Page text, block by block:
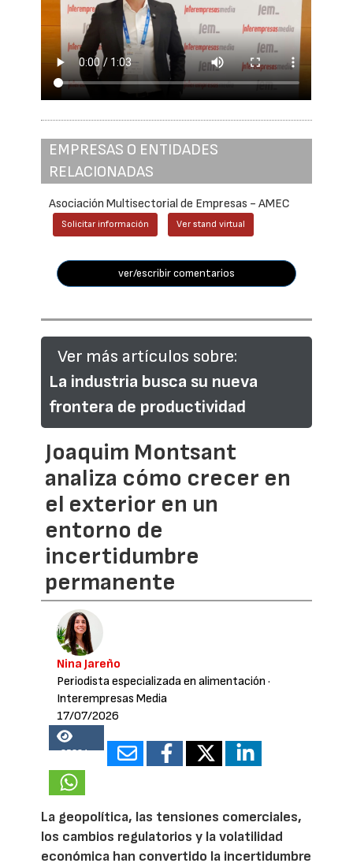
EMPRESAS O ENTIDADES
RELACIONADAS
Asociación Multisectorial de Empresas - AMEC
Solicitar información Ver stand virtual
ver/escribir comentarios
Ver más artículos sobre:
La industria busca su nueva
frontera de productividad
Joaquim Montsant
analiza cómo crecer en
el exterior en un
entorno de
incertidumbre
permanente
Nina Jareño
Periodista especializada en alimentación ·
Interempresas Media
17/07/2026
25384
La geopolítica, las tensiones comerciales,
los cambios regulatorios y la volatilidad
económica han convertido la incertidumbre